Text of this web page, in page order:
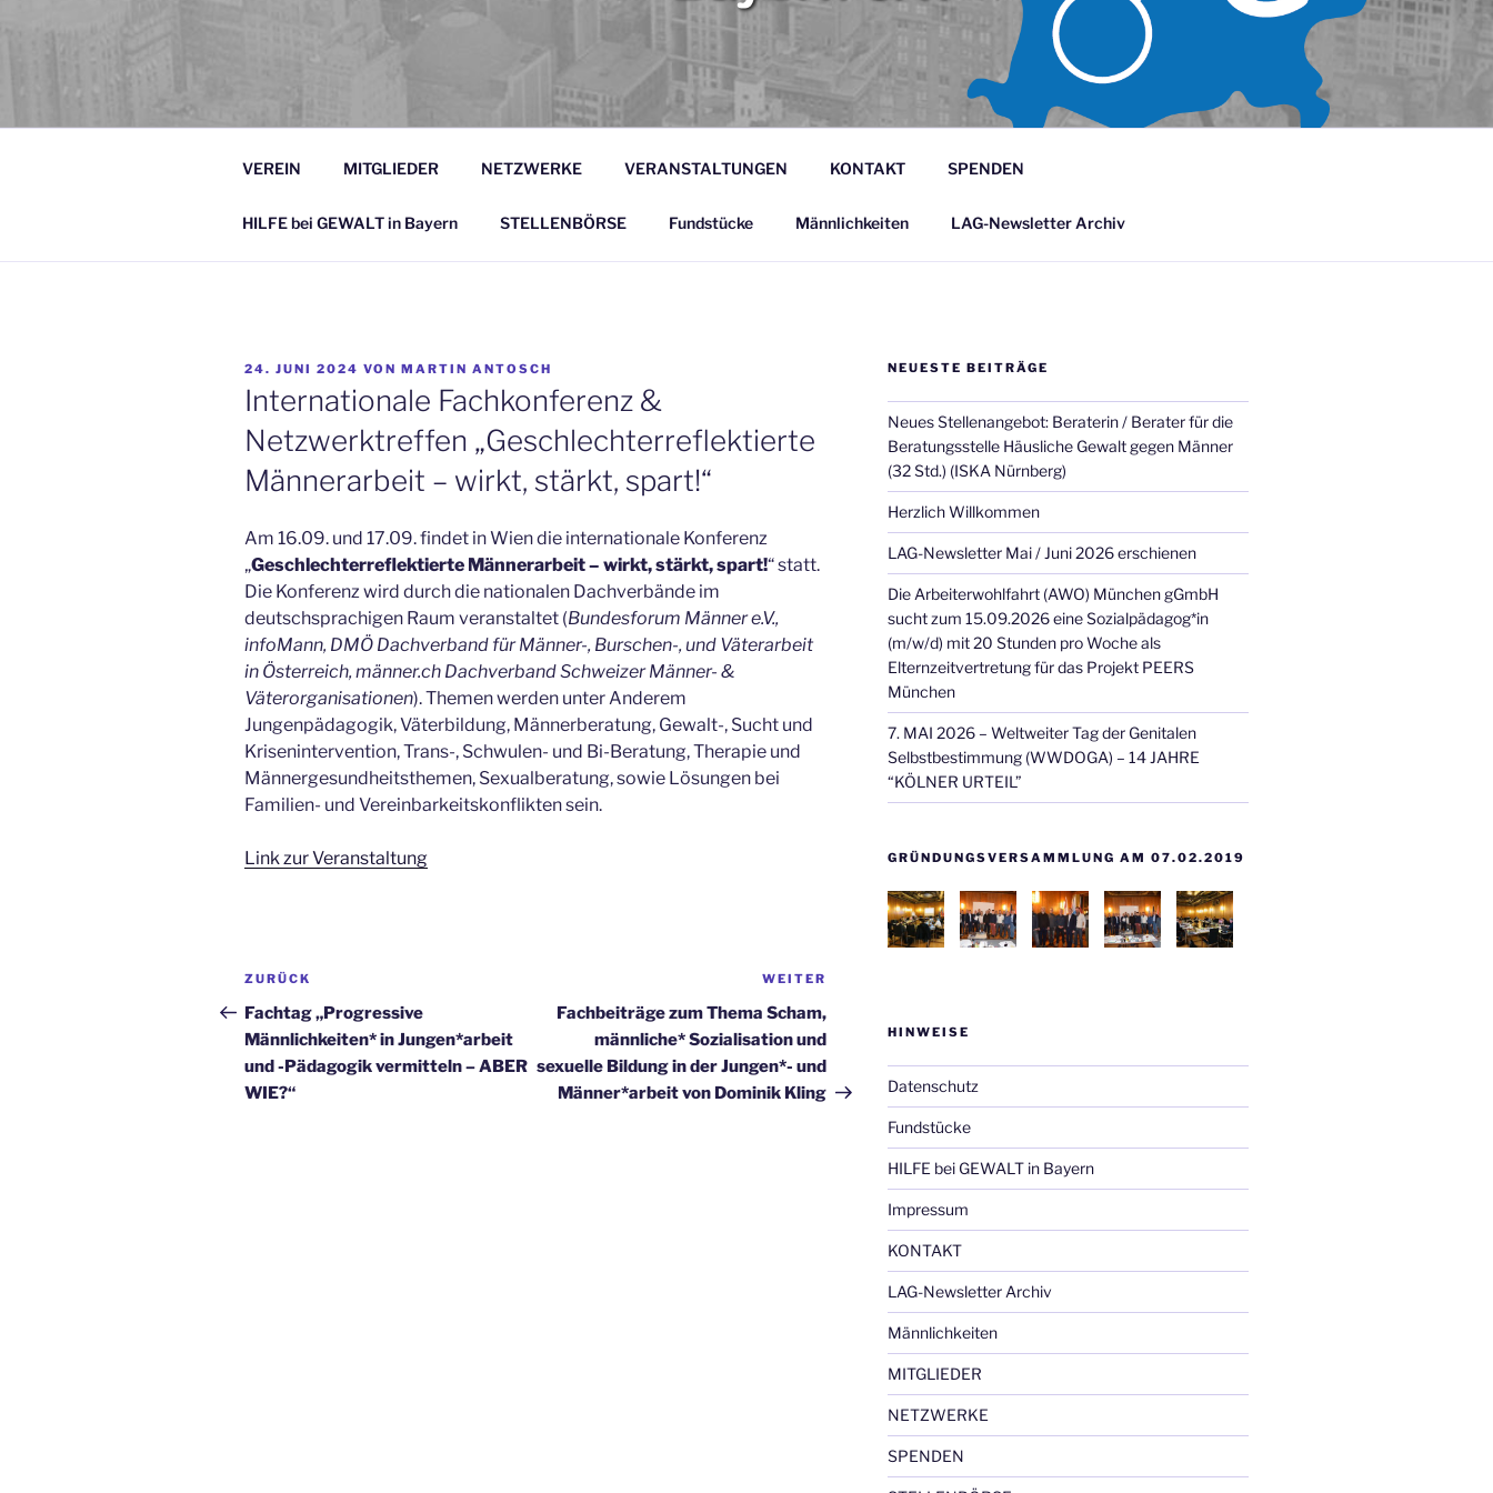
LANDESARBEITSGEMEINSCHAFT JUNGEN-
UND MÄNNERARBEIT BAYERN E.V.
LAG Jungen- und Männerarbeit Bayern e.V.
VEREIN MITGLIEDER NETZWERKE VERANSTALTUNGEN KONTAKT SPENDEN
HILFE bei GEWALT in Bayern STELLENBÖRSE Fundstücke Männlichkeiten LAG-Newsletter Archiv
VERÖFFENTLICHT
AM
24. JUNI 2024 VON MARTIN ANTOSCH
Internationale Fachkonferenz &
Netzwerktreffen „Geschlechterreflektierte
Männerarbeit – wirkt, stärkt, spart!“
Am 16.09. und 17.09. findet in Wien die internationale Konferenz
„Geschlechterreflektierte Männerarbeit – wirkt, stärkt, spart!“ statt.
Die Konferenz wird durch die nationalen Dachverbände im
deutschsprachigen Raum veranstaltet (Bundesforum Männer e.V.,
infoMann, DMÖ Dachverband für Männer-, Burschen-, und Väterarbeit
in Österreich, männer.ch Dachverband Schweizer Männer- &
Väterorganisationen). Themen werden unter Anderem
Jungenpädagogik, Väterbildung, Männerberatung, Gewalt-, Sucht und
Krisenintervention, Trans-, Schwulen- und Bi-Beratung, Therapie und
Männergesundheitsthemen, Sexualberatung, sowie Lösungen bei
Familien- und Vereinbarkeitskonflikten sein.
Link zur Veranstaltung
Beitragsnavigation
Vorheriger
Beitrag
ZURÜCK
Fachtag „Progressive
Männlichkeiten* in Jungen*arbeit
und -Pädagogik vermitteln – ABER
WIE?“
WEITER
Fachbeiträge zum Thema Scham,
männliche* Sozialisation und
sexuelle Bildung in der Jungen*- und
Männer*arbeit von Dominik Kling
NEUESTE BEITRÄGE
Neues Stellenangebot: Beraterin / Berater für die
Beratungsstelle Häusliche Gewalt gegen Männer
(32 Std.) (ISKA Nürnberg)
Herzlich Willkommen
LAG-Newsletter Mai / Juni 2026 erschienen
Die Arbeiterwohlfahrt (AWO) München gGmbH
sucht zum 15.09.2026 eine Sozialpädagog*in
(m/w/d) mit 20 Stunden pro Woche als
Elternzeitvertretung für das Projekt PEERS
München
7. MAI 2026 – Weltweiter Tag der Genitalen
Selbstbestimmung (WWDOGA) – 14 JAHRE
“KÖLNER URTEIL”
GRÜNDUNGSVERSAMMLUNG AM 07.02.2019
HINWEISE
Datenschutz
Fundstücke
HILFE bei GEWALT in Bayern
Impressum
KONTAKT
LAG-Newsletter Archiv
Männlichkeiten
MITGLIEDER
NETZWERKE
SPENDEN